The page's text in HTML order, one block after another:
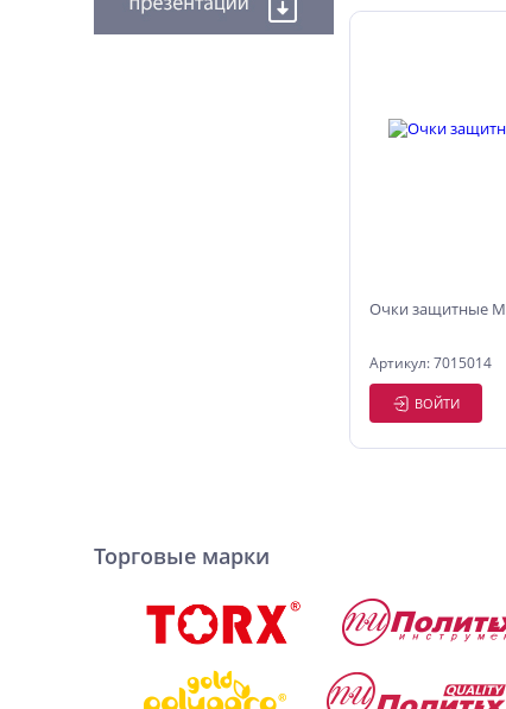
Очки защитные
Артикул: 7015014
ВОЙТИ
Торговые марки